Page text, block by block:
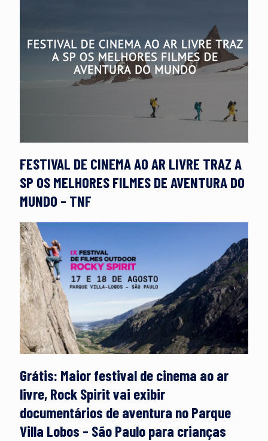
FESTIVAL DE CINEMA AO AR LIVRE TRAZ A
SP OS MELHORES FILMES DE AVENTURA DO
MUNDO – TNF
Grátis: Maior festival de cinema ao ar
livre, Rock Spirit vai exibir
documentários de aventura no Parque
Villa Lobos – São Paulo para crianças